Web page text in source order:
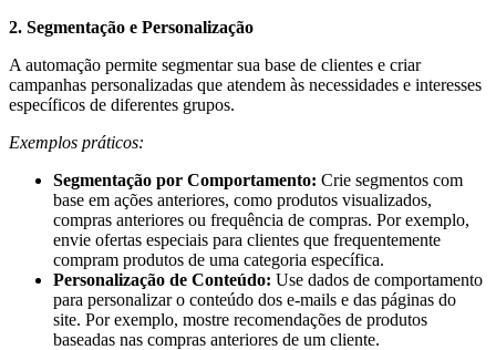
2. Segmentação e Personalização
A automação permite segmentar sua base de clientes e criar
campanhas personalizadas que atendem às necessidades e interesses
específicos de diferentes grupos.
Exemplos práticos:
Segmentação por Comportamento: Crie segmentos com
base em ações anteriores, como produtos visualizados,
compras anteriores ou frequência de compras. Por exemplo,
envie ofertas especiais para clientes que frequentemente
compram produtos de uma categoria específica.
Personalização de Conteúdo: Use dados de comportamento
para personalizar o conteúdo dos e-mails e das páginas do
site. Por exemplo, mostre recomendações de produtos
baseadas nas compras anteriores de um cliente.